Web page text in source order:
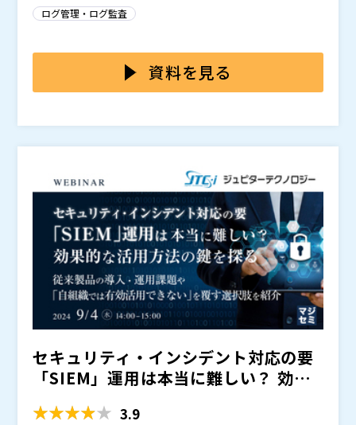
kspace」などクラウドサービスの業務利用が拡大して
（Amazon Web Services）」「Microsoft Azure」な
どに加え、クラウド上の業務アプリケーションを含めた
果、企業・組織の事業活動を妨げる高度化するサイバー
攻撃などのセキュリティリスクも急増しています。
品・サービスを運用してセキュリティ強化を図っていま
機器・サービスから様々な種類のログが大量に生成され
るため、アラートの見落としや重大なインシデントの予
キュリティ課題も存在する中で、複数のクラウドを併用
するマルチクラウドでは、クラウド事業者が提供するツ
です。 そのため、限られた運用人員でセキュリティを
運用しなければならず、その効率化や標準化の必要性を
強く感じている方も多くいらっしゃるのではないでしょ
うか。
ティ運用に悩む企業・組織の情報システム部門やシステ
ム／セキュリティ運用部門の方を対象に開催します。マ
課題解決の第一歩として「Microsoft 365やGoogle W
orkspaceなどクラウドサービスの統合ログ管理と可視
年の実績を誇る、LogStareが提供する統合管理ソリュ
ーションをご紹介します。さらに同ソリューションによ
るMicrosoft 365やAWS、ネットワーク機器やサーバ、
業務PCなどの運用管理の様子をデモで実演します。 複
雑化するマルチクラウドのセキュリティ運用を効率化・
標準化し、「IT管理者に無理をさせないセキュリティ強
化」を今すぐ始められる方法を知りたい方は、ぜひご参
加ください。
株式会社オープンソース活用研究所（）
マジセミ株式会社（）
れる可能性があります。
ログ管理・ログ監査
資料を見る
セキュリティ・インシデント対応の要
「SIEM」運用は本当に難しい？ 効果
3.9